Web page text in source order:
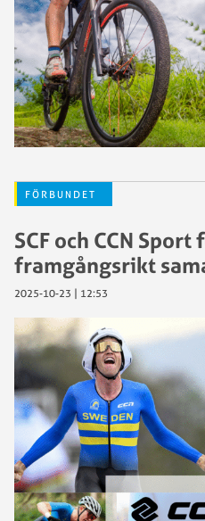
FÖRBUNDET
SCF och CCN
framgångsrikt
2025-10-23 | 12:53